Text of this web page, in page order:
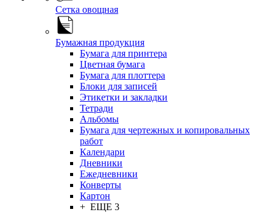
Сетка овощная
Бумажная продукция
Бумага для принтера
Цветная бумага
Бумага для плоттера
Блоки для записей
Этикетки и закладки
Тетради
Альбомы
Бумага для чертежных и копировальных
работ
Календари
Дневники
Ежедневники
Конверты
Картон
+ ЕЩЕ 3